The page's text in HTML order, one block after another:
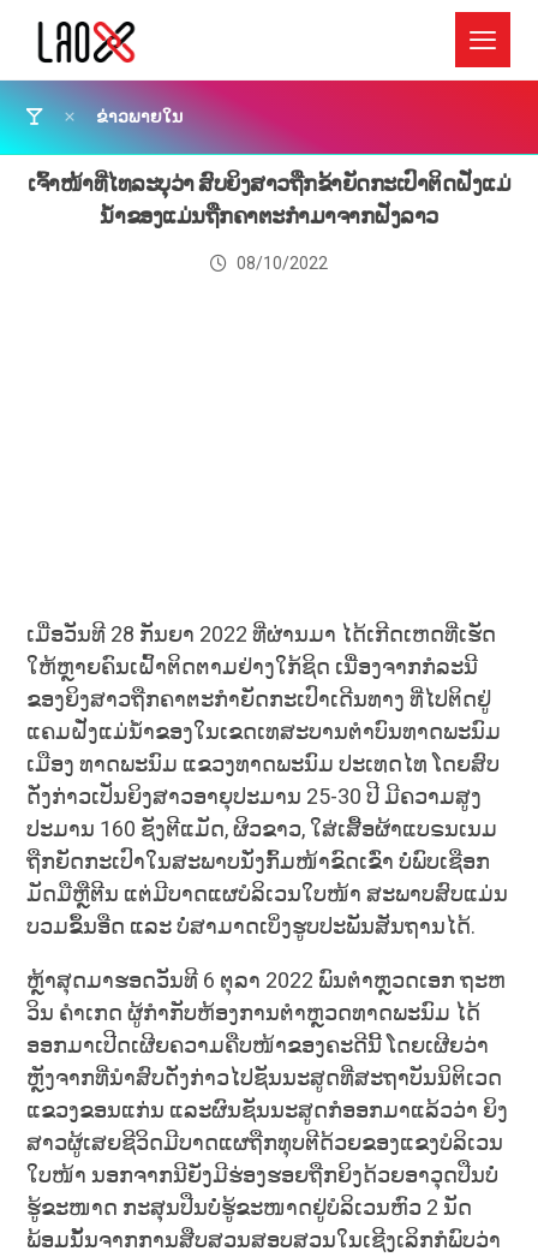
ຂ່າວພາຍໃນ
ເຈົ້າໜ້າທີ່ໄທລະບຸວ່າ ສົບຍິງສາວຖືກຂ້າຍັດກະເປົາຕິດຝັ່ງແມ່
ນ້ຳຂອງແມ່ນຖືກຄາຕະກໍາມາຈາກຝັ່ງລາວ
08/10/2022
ເມື່ອວັນທີ 28 ກັນຍາ 2022 ທີ່ຜ່ານມາ ໄດ້ເກີດເຫດທີ່ເຮັດ
ໃຫ້ຫຼາຍຄົນເຝົ້າຕິດຕາມຢ່າງໃກ້ຊິດ ເນື່ອງຈາກກໍລະນີ
ຂອງຍິງສາວຖືກຄາຕະກໍາຍັດກະເປົາເດີນທາງ ທີ່ໄປຕິດຢູ່
ແຄມຝັ່ງແມ່ນ້ຳຂອງໃນເຂດເທສະບານຕໍາບົນທາດພະນົມ
ເມືອງ ທາດພະນົມ ແຂວງທາດພະນົມ ປະເທດໄທ ໂດຍສົບ
ດັ່ງກ່າວເປັນຍິງສາວອາຍຸປະມານ 25-30 ປີ ມີຄວາມສູງ
ປະມານ 160 ຊັງຕີແມັດ, ຜິວຂາວ, ໃສ່ເສື້ອຜ້າແບຣນເນມ
ຖືກຍັດກະເປົາໃນສະພາບນັ່ງກົ້ມໜ້າຂົດເຂົ່າ ບໍ່ພົບເຊືອກ
ມັດມືຫຼືຕີນ ແຕ່ມີບາດແຜບໍລິເວນໃບໜ້າ ສະພາບສົບແມ່ນ
ບວມຂຶ້ນອືດ ແລະ ບໍ່ສາມາດເບິ່ງຮູບປະພັນສັນຖານໄດ້.
ຫຼ້າສຸດມາຮອດວັນທີ 6 ຕຸລາ 2022 ພົນຕໍາຫຼວດເອກ ຖະຫ
ວິນ ຄໍາເກດ ຜູ້ກໍາກັບຫ້ອງການຕໍາຫຼວດທາດພະນົມ ໄດ້
ອອກມາເປີດເຜີຍຄວາມຄືບໜ້າຂອງຄະດີນີ້ ໂດຍເຜີຍວ່າ
ຫຼັງຈາກທີ່ນຳສົບດັ່ງກ່າວໄປຊັນນະສູດທີ່ສະຖາບັນນິຕິເວດ
ແຂວງຂອນແກ່ນ ແລະຜົນຊັນນະສູດກໍອອກມາແລ້ວວ່າ ຍິງ
ສາວຜູ້ເສຍຊີວິດມີບາດແຜຖືກທຸບຕີດ້ວຍຂອງແຂງບໍລິເວນ
ໃບໜ້າ ນອກຈາກນີຍັງມີຮ່ອງຮອຍຖືກຍິງດ້ວຍອາວຸດປືນບໍ່
ຮູ້ຂະໜາດ ກະສຸນປືນບໍ່ຮູ້ຂະໜາດຢູ່ບໍລິເວນຫົວ 2 ນັດ
ພ້ອມນັ້ນຈາກການສືບສວນສອບສວນໃນເຊີງເລິກກໍພົບວ່າ